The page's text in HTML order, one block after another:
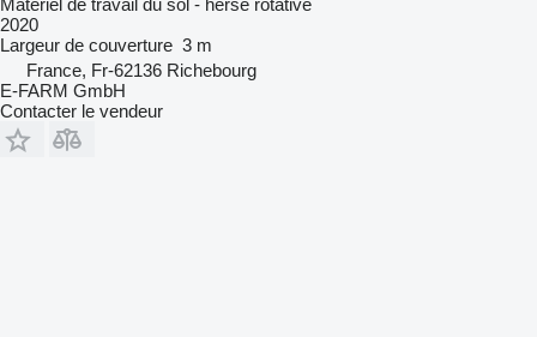
2020
Largeur de couverture 3 m
France, Fr-62136 Richebourg
E-FARM GmbH
Contacter le vendeur